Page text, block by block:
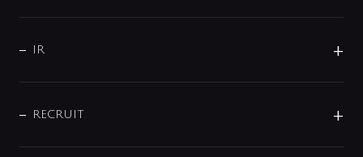
配管システム
バス・空調周辺用品
じぶんシャワーが見つかる
会社概要
事業所案内
よくあるご質問
データダウンロード
IR
IRニュース
RECRUIT